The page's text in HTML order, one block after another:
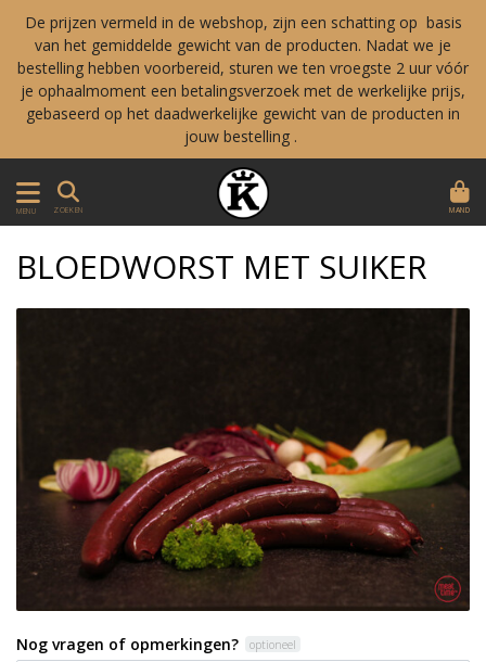
De prijzen vermeld in de webshop, zijn een schatting op basis
van het gemiddelde gewicht van de producten. Nadat we je
bestelling hebben voorbereid, sturen we ten vroegste 2 uur vóór
je ophaalmoment een betalingsverzoek met de werkelijke prijs,
gebaseerd op het daadwerkelijke gewicht van de producten in
jouw bestelling .
MENU ZOEKEN MAND
BLOEDWORST MET SUIKER
Nog vragen of opmerkingen? optioneel